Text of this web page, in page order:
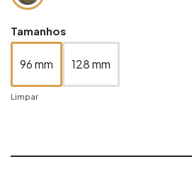
Tamanhos
96 mm 128 mm
Limpar